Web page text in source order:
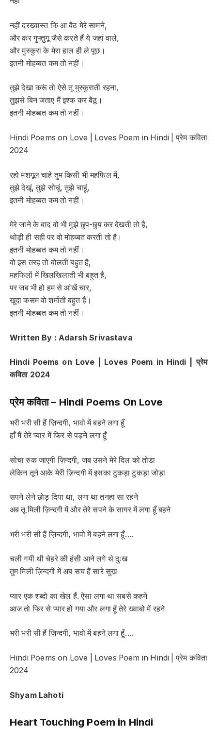
नहीं दरख्वास्त कि आ बैठ मेरे सामने,
और कर गुफ्तुगू जैसे करते हैं ये जहां वाले,
और मुस्कुरा के मेरा हाल ही ले पूछ।
इतनी मोहब्बत कम तो नहीं।
तुझे देखा करूं तो ऐसे तू मुस्कुराती रहना,
तुझसे बिन जताए मैं इश्क कर बैठू।
इतनी मोहब्बत कम तो नहीं।
Hindi Poems on Love | Loves Poem in Hindi | प्रेम कविता
2024
रहो मशगूल चाहे तुम किसी भी महफिल में,
तुझे देखूं, तुझे सोचूं, तुझे चाहूं,
इतनी मोहब्बत कम तो नहीं।
मेरे जाने के बाद वो भी मुझे छुप-छुप कर देखती तो है,
थोड़ी ही सही पर वो मोहब्बत करती तो है।
इतनी मोहब्बत कम तो नहीं।
वो इस तरह तो बोलती बहुत है,
महफिलों में खिलखिलाती भी बहुत है,
पर जब भी हो हम से आंखें चार,
खुदा कसम वो शर्माती बहुत है।
इतनी मोहब्बत कम तो नहीं।
Written By : Adarsh Srivastava
Hindi Poems on Love | Loves Poem in Hindi |प्रेम
कविता 2024
प्रेम कविता– Hindi Poems On Love
भरी भरी सी हैं ज़िन्दगी, भावो में बहने लगा हूँ
हाँ मैं तेरे प्यार में फिर से पड़ने लगा हूँ
सोचा रुक जाएगी ज़िन्दगी, जब उसने मेरे दिल को तोडा
लेकिन तूने आके मेरी ज़िन्दगी में इसका टुकड़ा टुकड़ा जोड़ा
सपने लेने छोड़ दिया था, लगा था तनहा सा रहने
अब तू मिली ज़िन्दगी में और तेरे सपने के सागर में लगा हूँ बहने
भरी भरी सी हैं ज़िन्दगी, भावो में बहने लगा हूँ….
चली गयी थी चेहरे की हंसी आने लगे थे दुःख
तुम मिली ज़िन्दगी में अब सच हैं सारे सुख
प्यार एक शब्दो का खेल हैं. ऐसा लगा था सबसे कहने
आज तो फिर से प्यार हो गया और लगा हूँ तेरे ख्वाबो में रहने
भरी भरी सी हैं ज़िन्दगी, भावो में बहने लगा हूँ….
Hindi Poems on Love | Loves Poem in Hindi | प्रेम कविता
2024
Shyam Lahoti
Heart Touching Poem in Hindi